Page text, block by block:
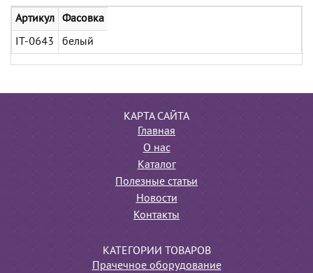
Артикул Фасовка
IT-0643 белый
КАРТА САЙТА
Главная
О нас
Каталог
Полезные статьи
Новости
Контакты
КАТЕГОРИИ ТОВАРОВ
Прачечное оборудование